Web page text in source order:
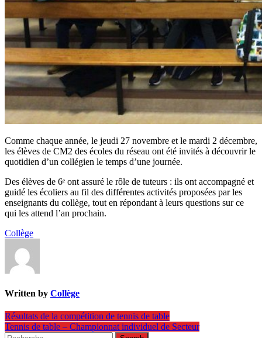
Comme chaque année, le jeudi 27 novembre et le mardi 2 décembre,
les élèves de CM2 des écoles du réseau ont été invités à découvrir le
quotidien d’un collégien le temps d’une journée.
Des élèves de 6ᵉ ont assuré le rôle de tuteurs : ils ont accompagné et
guidé les écoliers au fil des différentes activités proposées par les
enseignants du collège, tout en répondant à leurs questions sur ce
qui les attend l’an prochain.
Collège
Written by Collège
Navigation
de
Résultats de la compétition de tennis de table
Tennis de table – Championnat individuel de Secteur